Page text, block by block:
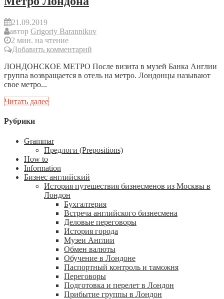
21.09.2019
автор Grigoriy Barannikov
2 мин. на чтение
Добавить комментарий
ЛОНДОНСКОЕ МЕТРО После визита в музей Банка Англии
группа возвращается в отель на метро. Лондонцы называют
свое метро...
Читать далее
Рубрики
Grammar
Предлоги (Prepositions)
How to
Information
Бизнес английский
История путешествия бизнесменов из Москвы в
Лондон
Бухгалтерия
Встреча английского бизнесмена
Деловые переговоры
История города
Музеи Англии
Обмен валюты
Обучение в Лондоне
Паспортный контроль и таможня
Переговоры
Подготовка и перелет в Лондон
Прибытие группы в Лондон